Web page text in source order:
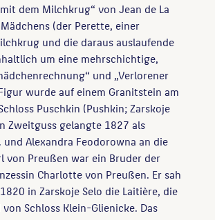
dem Milchkrug“ von Jean de La
(der Perette, einer
und die daraus auslaufende
um eine mehrschichtige,
und „Verlorener
wurde auf einem Granitstein am
Puschkin (Pushkin; Zarskoje
Zweitguss gelangte 1827 als
Alexandra Feodorowna an die
von Preußen war ein Bruder der
Charlotte von Preußen. Er sah
in Zarskoje Selo die Laitière, die
Schloss Klein-Glienicke. Das